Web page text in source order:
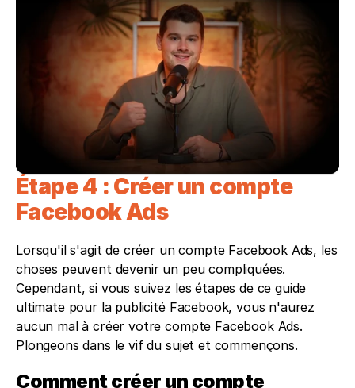
Étape 4 : Créer un compte
Facebook Ads
Lorsqu'il s'agit de créer un compte Facebook Ads, les
choses peuvent devenir un peu compliquées.
Cependant, si vous suivez les étapes de ce guide
ultimate pour la publicité Facebook, vous n'aurez
aucun mal à créer votre compte Facebook Ads.
Plongeons dans le vif du sujet et commençons.
Comment créer un compte